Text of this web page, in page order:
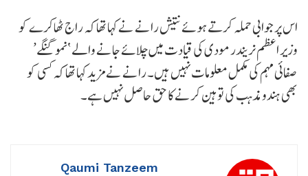
اس پر جوابی حملہ کرتے ہوئے نتیش رانے نے کہا تھا کہ راج ٹھاکرے کو
وزیر اعظم نریندر مودی کی قیادت میں چلائے جانے والے ‘نمو گنگے’
صفائی مہم کی مکمل معلومات نہیں ہیں۔ رانے نے مزید کہا تھا کہ کسی کو
بھی ہندو مذہب کی توہین کرنے کا حق حاصل نہیں ہے۔
Qaumi Tanzeem